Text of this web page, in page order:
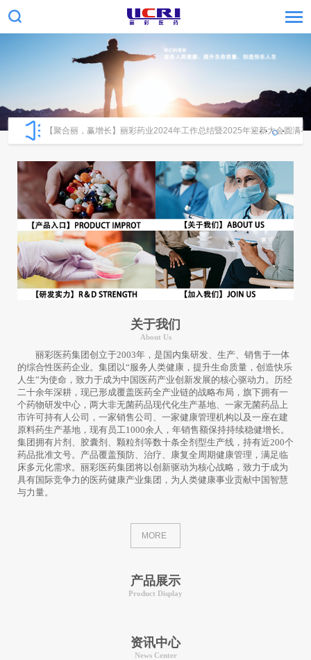
【聚合丽，赢增长】丽彩药业2024年工作总结暨2025年迎新大会圆满召
关于我们
About Us
丽彩医药集团创立于2003年，是国内集研发、生产、销售于一体
的综合性医药企业。集团以“服务人类健康，提升生命质量，创造快乐
人生”为使命，致力于成为中国医药产业创新发展的核心驱动力。历经
二十余年深耕，现已形成覆盖医药全产业链的战略布局，旗下拥有一
个药物研发中心，两大非无菌药品现代化生产基地、一家无菌药品上
市许可持有人公司，一家销售公司、一家健康管理机构以及一座在建
原料药生产基地，现有员工1000余人，年销售额保持持续稳健增长。
集团拥有片剂、胶囊剂、颗粒剂等数十条全剂型生产线，持有近200个
药品批准文号。产品覆盖预防、治疗、康复全周期健康管理，满足临
床多元化需求。丽彩医药集团将以创新驱动为核心战略，致力于成为
具有国际竞争力的医药健康产业集团，为人类健康事业贡献中国智慧
与力量。
MORE
产品展示
Product Display
资讯中心
News Center